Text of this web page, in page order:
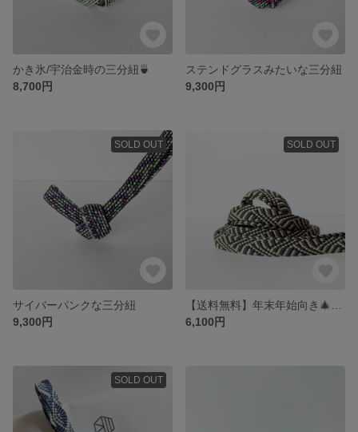
かき氷/宇治金時の三分紐🍵
8,700円
ステンドグラスみたいな三分紐
9,300円
SOLD OUT
サイバーパンクな三分紐
9,300円
SOLD OUT
6,100円
SOLD OUT